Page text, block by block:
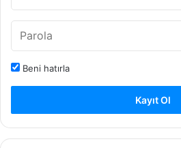
Beni hatırla
Kayıt Ol